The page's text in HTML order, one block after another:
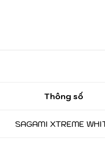
Thông số
SAGAMI XTREME